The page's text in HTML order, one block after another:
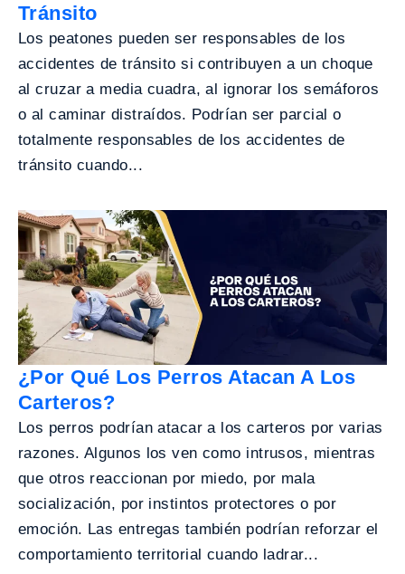
Tránsito
Los peatones pueden ser responsables de los
accidentes de tránsito si contribuyen a un choque
al cruzar a media cuadra, al ignorar los semáforos
o al caminar distraídos. Podrían ser parcial o
totalmente responsables de los accidentes de
tránsito cuando...
¿Por Qué Los Perros Atacan A Los
Carteros?
Los perros podrían atacar a los carteros por varias
razones. Algunos los ven como intrusos, mientras
que otros reaccionan por miedo, por mala
socialización, por instintos protectores o por
emoción. Las entregas también podrían reforzar el
comportamiento territorial cuando ladrar...